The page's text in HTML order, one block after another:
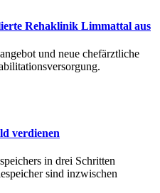
Rehaklinik Limmattal aus
und neue chefärztliche
verdienen
in drei Schritten
sind inzwischen